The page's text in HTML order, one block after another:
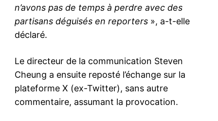
n’avons pas de temps à perdre avec des
partisans déguisés en reporters », a-t-elle
déclaré.
Le directeur de la communication Steven
Cheung a ensuite reposté l’échange sur la
plateforme X (ex-Twitter), sans autre
commentaire, assumant la provocation.